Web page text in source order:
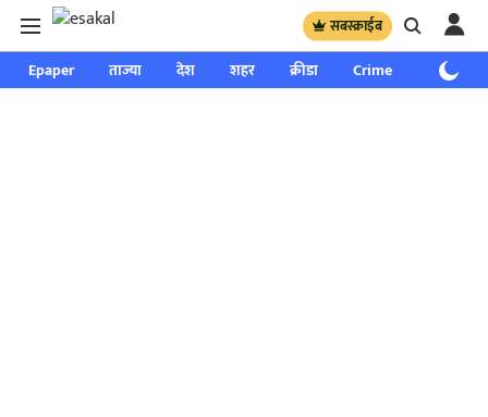
सबस्क्राईब
Epaper ताज्या देश शहर क्रीडा Crime साप्ताहिक